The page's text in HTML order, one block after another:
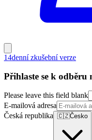
14denní zkušební verze
Přihlaste se k odběru
Please leave this field blank
E-mailová adresa
Česká republika 🇨🇿Česko